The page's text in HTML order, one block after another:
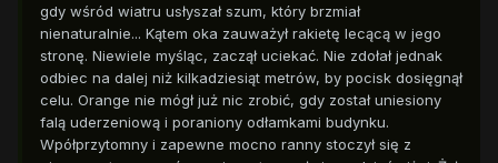
gdy wśród wiatru usłyszał szum, który brzmiał
nienaturalnie... Kątem oka zauważył rakietę lecącą w jego
stronę. Niewiele myśląc, zaczął uciekać. Nie zdołał jednak
odbiec na dalej niż kilkadziesiąt metrów, by pocisk dosięgnął
celu. Orange nie mógł już nic zrobić, gdy został uniesiony
falą uderzeniową i poraniony odłamkami budynku.
Wpółprzytomny i zapewne mocno ranny stoczył się z